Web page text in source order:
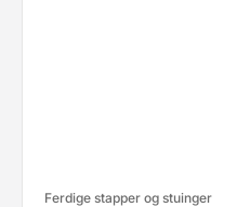
Ferdige stapper og stuinger